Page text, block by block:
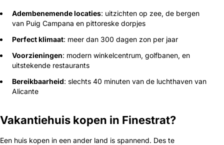
Adembenemende locaties: uitzichten op zee, de bergen
van Puig Campana en pittoreske dorpjes
Perfect klimaat: meer dan 300 dagen zon per jaar
Voorzieningen: modern winkelcentrum, golfbanen, en
uitstekende restaurants
Bereikbaarheid: slechts 40 minuten van de luchthaven van
Alicante
Vakantiehuis kopen in Finestrat?
Een huis kopen in een ander land is spannend. Des te